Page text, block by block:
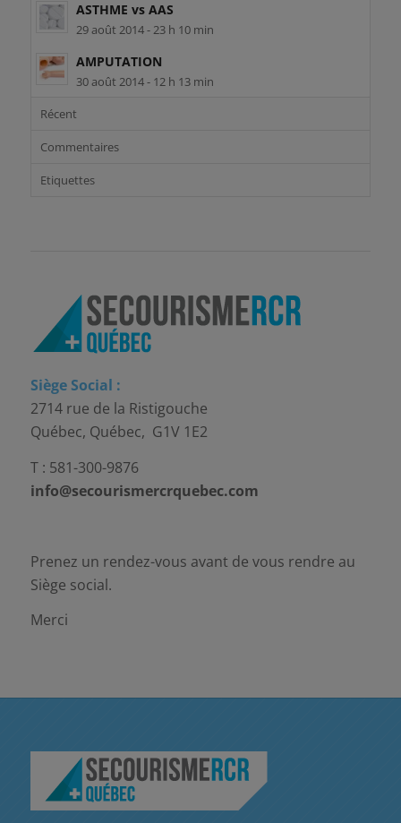
ASTHME vs AAS
29 août 2014 - 23 h 10 min
AMPUTATION
30 août 2014 - 12 h 13 min
Récent
Commentaires
Etiquettes
Siège Social :
2714 rue de la Ristigouche
Québec, Québec, G1V 1E2
T : 581-300-9876
info@secourismercrquebec.com
Prenez un rendez-vous avant de vous rendre au
Siège social.
Merci